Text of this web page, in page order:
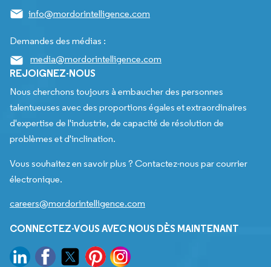
info@mordorintelligence.com
Demandes des médias :
media@mordorintelligence.com
REJOIGNEZ-NOUS
Nous cherchons toujours à embaucher des personnes
talentueuses avec des proportions égales et extraordinaires
d'expertise de l'industrie, de capacité de résolution de
problèmes et d'inclination.
Vous souhaitez en savoir plus ? Contactez-nous par courrier
électronique.
careers@mordorintelligence.com
CONNECTEZ-VOUS AVEC NOUS DÈS MAINTENANT